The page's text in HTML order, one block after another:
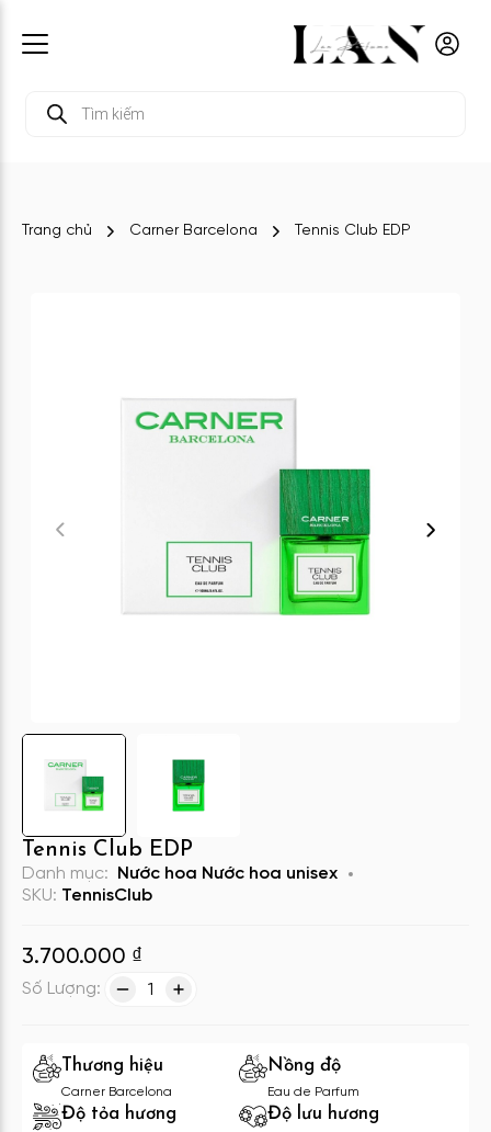
kiếm
Trang chủ Carner Barcelona Tennis Club EDP
Tennis Club EDP
Danh mục: Nước hoa Nước hoa unisex
SKU: TennisClub
3.700.000 ₫
Số Lượng: 1
Thương hiệu
Carner Barcelona
Nồng độ
Eau de Parfum
Độ tỏa hương Độ lưu hương